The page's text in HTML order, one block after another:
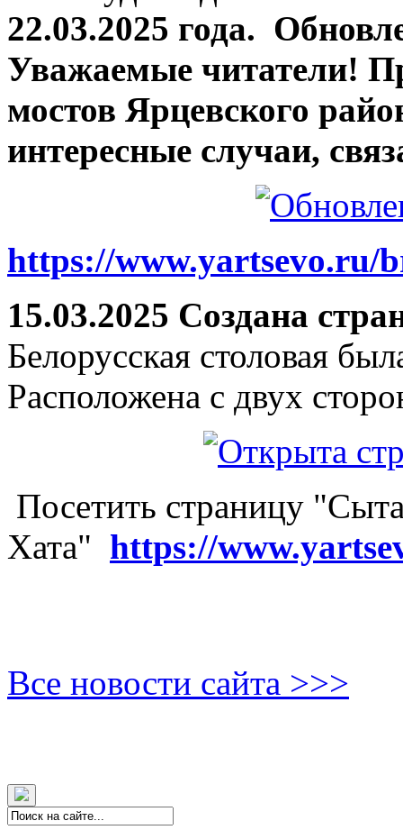
22.03.2025 года.
Уважаемые читатели!
мостов Ярцевского
интересные случаи,
https://www.yartsevo.ru/
15.03.2025 Создана
Белорусская столовая
Расположена с двух
Посетить страницу
Хата" https://
Все новости сайта >>>